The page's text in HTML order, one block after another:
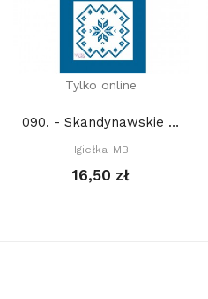
Tylko online
090. - Skandynawskie śnieżynki (PDF)
Igiełka-MB
16,50 zł